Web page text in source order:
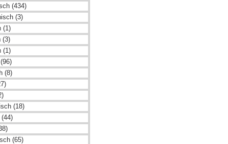
(434)
(3)
(1)
(3)
(1)
(8)
(18)
(65)